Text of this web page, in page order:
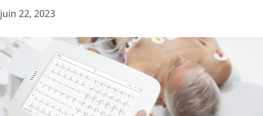
juin 22, 2023